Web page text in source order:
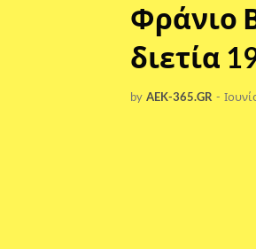
Φράνιο
διετία
by AEK-365.GR -